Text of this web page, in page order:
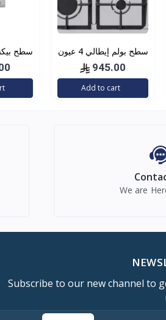
سطح بولم إيطالي 4 عيون
شبك ثقيل945.00
Add to cart
عين
We are
Subscribe to our new channel to